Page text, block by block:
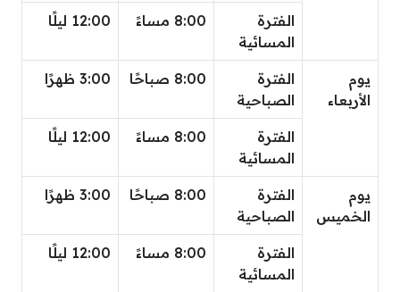
الفترة
المسائية
8:00 مساءً 12:00 ليلًا
يوم
الأربعاء
الفترة
الصباحية
8:00 صباحًا 3:00 ظهرًا
الفترة
المسائية
8:00 مساءً 12:00 ليلًا
يوم
الخميس
الفترة
الصباحية
8:00 صباحًا 3:00 ظهرًا
الفترة
المسائية
8:00 مساءً 12:00 ليلًا